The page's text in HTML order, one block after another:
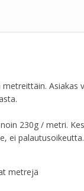
Asiakas
230g / metri.
ei palautusoikeutta.
metrejä